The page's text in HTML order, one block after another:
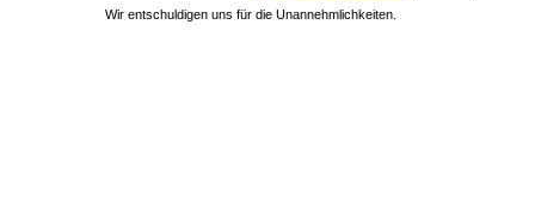
Wir entschuldigen uns für die Unannehmlichkeiten.